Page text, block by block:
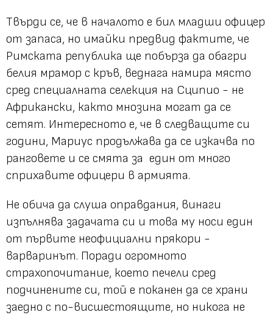
Твърди се, че в началото е бил младши офицер
от запаса, но имайки предвид фактите, че
Римската република ще побърза да обагри
белия мрамор с кръв, веднага намира място
сред специалната селекция на Сципио - не
Африкански, както мнозина могат да се
сетят. Интересното е, че в следващите си
години, Мариус продължава да се изкачва по
ранговете и се смята за един от много
сприхавите офицери в армията.
Не обича да слуша оправдания, винаги
изпълнява задачата си и това му носи един
от първите неофициални прякори -
варваринът. Поради огромното
страхопочитание, което печели сред
подчинените си, той е поканен да се храни
заедно с по-висшестоящите, но никога не